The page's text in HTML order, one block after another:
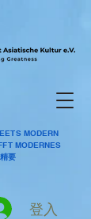
MODERN
MODERNES
要
登入